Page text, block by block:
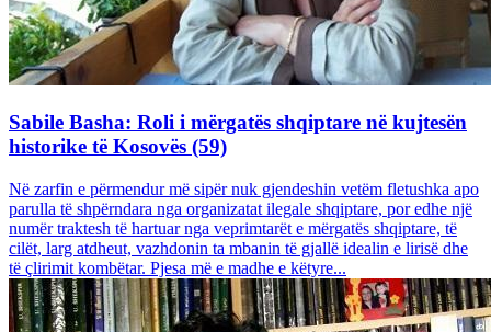
Sabile Basha: Roli i mërgatës shqiptare në kujtesën
historike të Kosovës (59)
Në zarfin e përmendur më sipër nuk gjendeshin vetëm fletushka apo
parulla të shpërndara nga organizatat ilegale shqiptare, por edhe një
numër traktesh të hartuar nga veprimtarët e mërgatës shqiptare, të
cilët, larg atdheut, vazhdonin ta mbanin të gjallë idealin e lirisë dhe
të çlirimit kombëtar. Pjesa më e madhe e këtyre...